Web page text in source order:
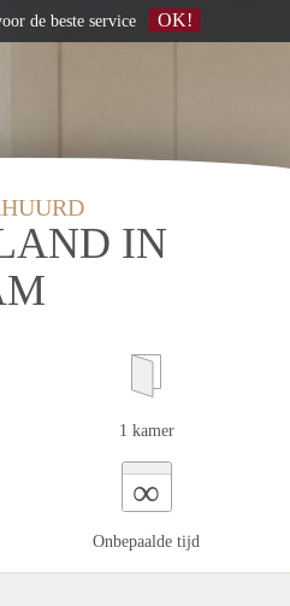
IN
1 kamer
∞
Onbepaalde tijd
de beste service OK!